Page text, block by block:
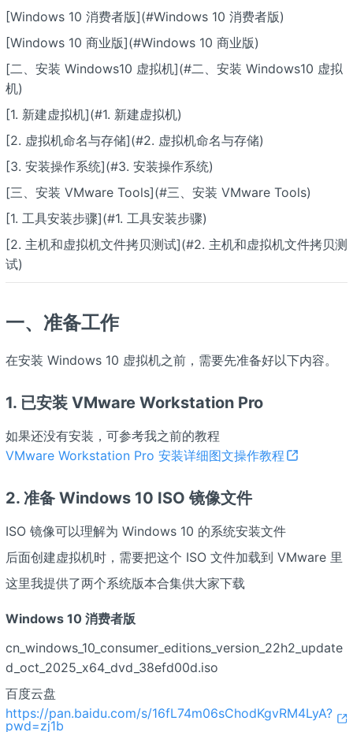
[Windows 10 消费者版](#Windows 10 消费者版)
[Windows 10 商业版](#Windows 10 商业版)
[二、安装 Windows10 虚拟机](#二、安装 Windows10 虚拟
机)
[1. 新建虚拟机](#1. 新建虚拟机)
[2. 虚拟机命名与存储](#2. 虚拟机命名与存储)
[3. 安装操作系统](#3. 安装操作系统)
[三、安装 VMware Tools](#三、安装 VMware Tools)
[1. 工具安装步骤](#1. 工具安装步骤)
[2. 主机和虚拟机文件拷贝测试](#2. 主机和虚拟机文件拷贝测
试)
一、准备工作
在安装 Windows 10 虚拟机之前，需要先准备好以下内容。
1. 已安装 VMware Workstation Pro
如果还没有安装，可参考我之前的教程
VMware Workstation Pro 安装详细图文操作教程
2. 准备 Windows 10 ISO 镜像文件
ISO 镜像可以理解为 Windows 10 的系统安装文件
后面创建虚拟机时，需要把这个 ISO 文件加载到 VMware 里
这里我提供了两个系统版本合集供大家下载
Windows 10 消费者版
cn_windows_10_consumer_editions_version_22h2_update
d_oct_2025_x64_dvd_38efd00d.iso
百度云盘
https://pan.baidu.com/s/16fL74m06sChodKgvRM4LyA?
pwd=zj1b